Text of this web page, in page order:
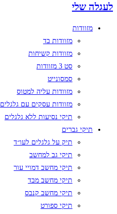
לעגלה שלי
מזוודות
מזוודות בד
מזוודות קשיחות
סט 3 מזוודות
סמסונייט
מזוודות עליה למטוס
מזוודות עסקים עם גלגלים
תיקי נסיעות ללא גלגלים
תיקי גברים
תיק על גלגלים לעו״ד
תיקי גב למחשב
תיקי מחשב דמויי עור
תיקי מחשב מבד
תיקי מחשב קנבס
תיקי ספורט